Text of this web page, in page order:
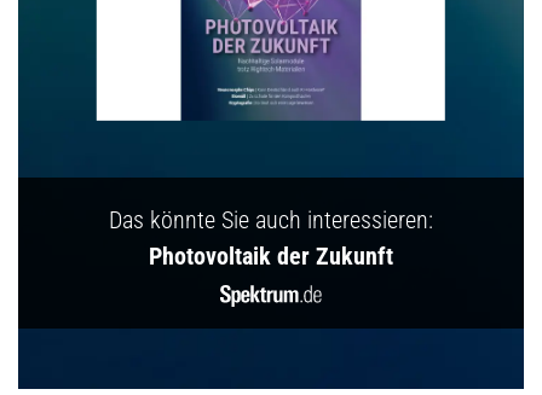
Das könnte Sie auch interessieren:
Photovoltaik der Zukunft